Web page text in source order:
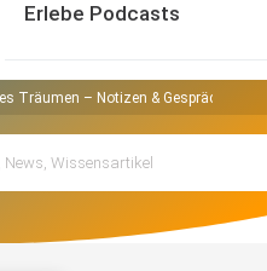
Erlebe Podcasts
Träumen – Notizen & Gespräche |